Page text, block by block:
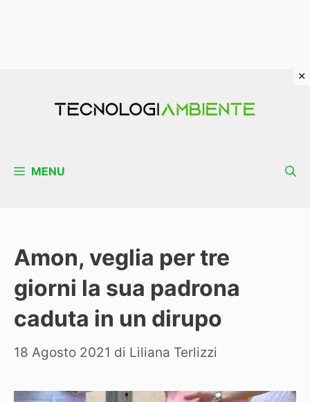
MENU
Amon, veglia per tre
giorni la sua padrona
caduta in un dirupo
18 Agosto 2021 di Liliana Terlizzi